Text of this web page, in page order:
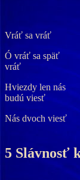
Vráť sa vráť
Ó vráť sa späť
vráť
Hviezdy len nás
budú viesť
Nás dvoch viesť
5 Slávnosť